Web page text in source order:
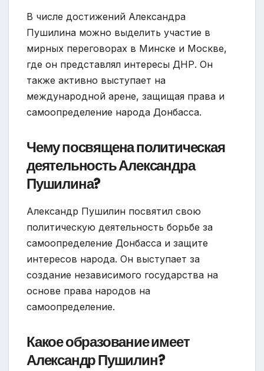
В числе достижений Александра
Пушилина можно выделить участие в
мирных переговорах в Минске и Москве,
где он представлял интересы ДНР. Он
также активно выступает на
международной арене, защищая права и
самоопределение народа Донбасса.
Чему посвящена политическая
деятельность Александра
Пушилина?
Александр Пушилин посвятил свою
политическую деятельность борьбе за
самоопределение Донбасса и защите
интересов народа. Он выступает за
создание независимого государства на
основе права народов на
самоопределение.
Какое образование имеет
Александр Пушилин?